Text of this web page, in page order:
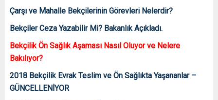
Çarşı ve Mahalle Bekçilerinin Görevleri Nelerdir?
Bekçiler Ceza Yazabilir Mi? Bakanlık Açıkladı.
Bekçilik Ön Sağlık Aşaması Nasıl Oluyor ve Nelere
Bakılıyor?
2018 Bekçilik Evrak Teslim ve Ön Sağlıkta Yaşananlar –
GÜNCELLENİYOR